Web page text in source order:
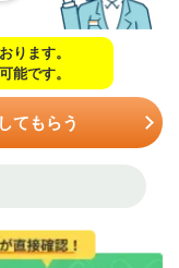
ります。
能です。
てもらう